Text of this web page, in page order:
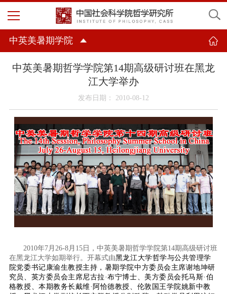
中英美暑期学院
中英美暑期哲学学院第14期高级研讨班在黑龙
江大学举办
发布日期： 2010-08-12
2010年7月 26-8月15日 ，中英美暑期哲学学院第14期高级研讨班
在黑龙江大学如期举行。开幕式由黑龙江大学哲学与公共管理学
院党委书记康渝生教授主持，暑期学院中方委员会主席谢地坤研
究员、英方委员会主席尼古拉·布宁博士、美方委员会托马斯·伯
格教授、本期教务长戴维·阿恰德教授、伦敦国王学院姚新中教